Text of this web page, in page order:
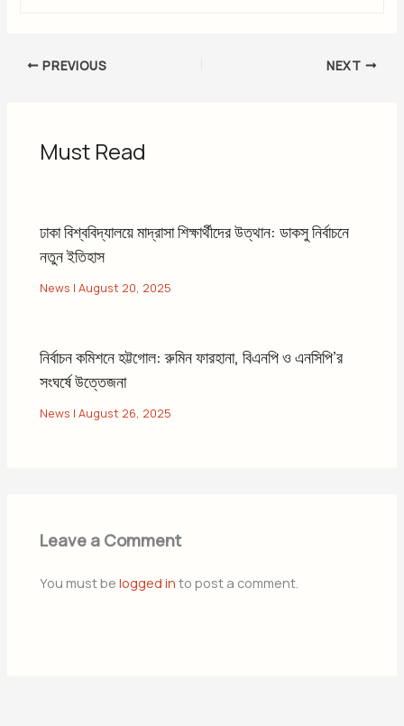
PREVIOUS NEXT
Must Read
ঢাকা বিশ্ববিদ্যালয়ে মাদ্রাসা শিক্ষার্থীদের উত্থান: ডাকসু নির্বাচনে
নতুন ইতিহাস
News |August 20, 2025
নির্বাচন কমিশনে হট্টগোল: রুমিন ফারহানা, বিএনপি ও এনসিপি’র
সংঘর্ষে উত্তেজনা
News |August 26, 2025
Leave a Comment
You must belogged in to post a comment.